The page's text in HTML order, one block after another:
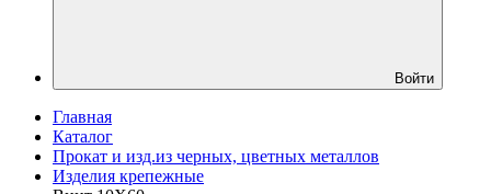
Войти
Главная
Каталог
Прокат и изд.из черных, цветных металлов
Изделия крепежные